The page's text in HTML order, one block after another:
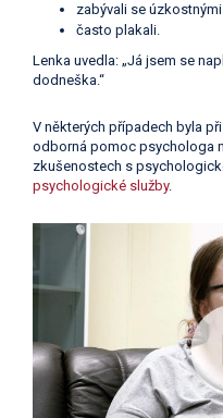
zabývali se
často plakali.
Lenka uvedla: „Já jsem se
dodneška.“
V některých případech byla
odborná pomoc psychologa
zkušenostech s
psychologické služby.